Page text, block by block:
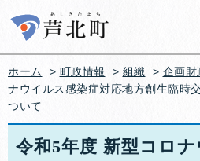
ホーム > 町政情報 > 組織 > 企画財
ナウイルス感染症対応地方創生臨時
ついて
令和5年度 新型コロ